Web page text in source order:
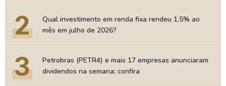
2
Qual investimento em renda fixa rendeu 1,5% ao
mês em julho de 2026?
3
Petrobras (PETR4) e mais 17 empresas anunciaram
dividendos na semana; confira